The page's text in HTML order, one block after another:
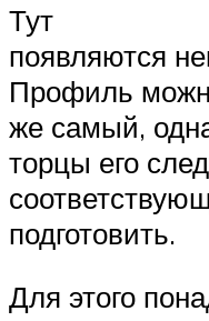
Тут
появляются
Профиль
же самый,
торцы его
подготовить.
Для этого